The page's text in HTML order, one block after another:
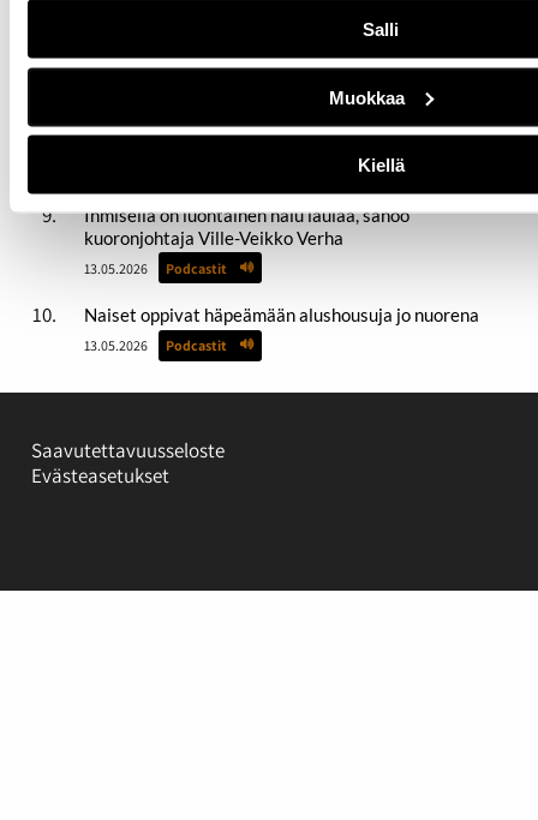
Salli
Muokkaa
Kiellä
Kameran takana oma visuaalinen maailma
Millaista on tehdä työtä, josta ei saa kertoa muille?
Ihmisellä on luontainen halu laulaa, sanoo
kuoronjohtaja Ville-Veikko Verha
13.05.2026 Podcastit
Naiset oppivat häpeämään alushousuja jo nuorena
13.05.2026 Podcastit
Saavutettavuusseloste
Evästeasetukset